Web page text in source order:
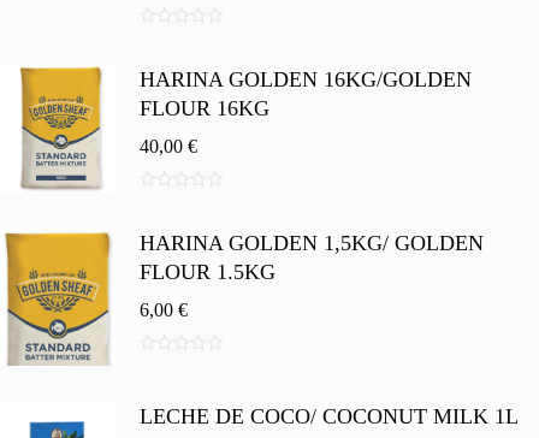
e
HARINA GOLDEN 16KG/GOLDEN
FLOUR 16KG
40,00 €
e
HARINA GOLDEN 1,5KG/ GOLDEN
FLOUR 1.5KG
6,00 €
5
LECHE DE COCO/ COCONUT MILK 1L